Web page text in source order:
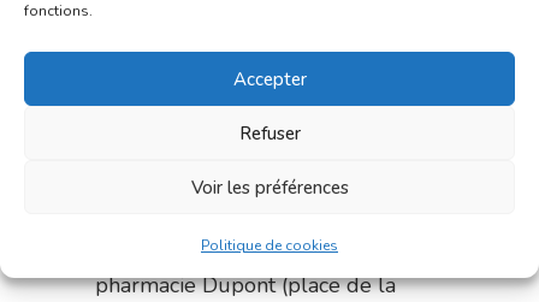
fonctions.
Accepter
Refuser
Voir les préférences
Politique de cookies
pharmacie Charignon-Dumas (La
du 4 au 11 septembre :
du 11 au 14 septembre :
pharmacie Dupont (place de la